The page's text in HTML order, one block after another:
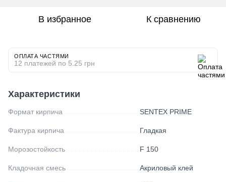
В избранное К сравнению
ОПЛАТА ЧАСТЯМИ
12 платежей по 5.25 грн
Характеристики
Формат кирпича SENTEX PRIME
Фактура кирпича Гладкая
Морозостойкость F 150
Кладочная смесь Акриловый клей